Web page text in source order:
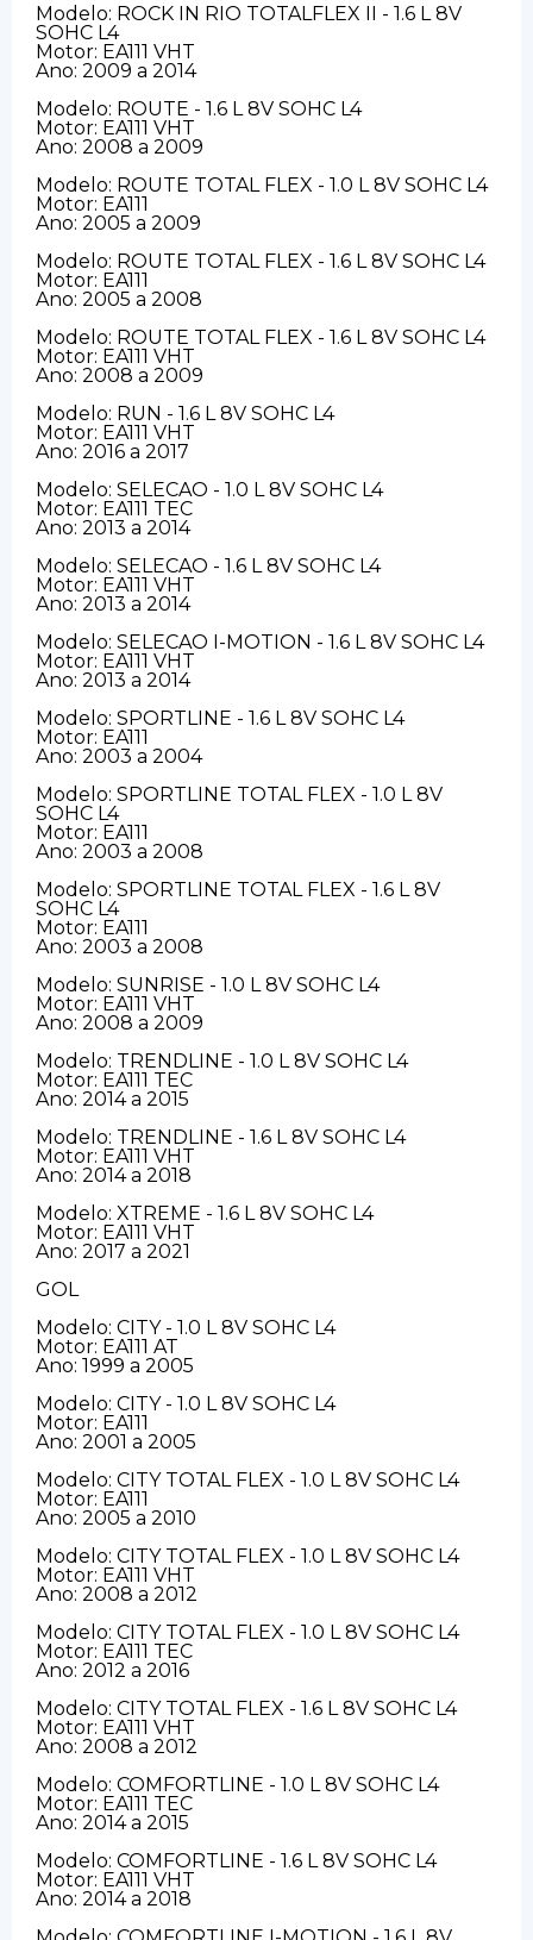
Modelo: ROCK IN RIO TOTALFLEX II - 1.6 L 8V
SOHC L4
Motor: EA111 VHT
Ano: 2009 a 2014
Modelo: ROUTE - 1.6 L 8V SOHC L4
Motor: EA111 VHT
Ano: 2008 a 2009
Modelo: ROUTE TOTAL FLEX - 1.0 L 8V SOHC L4
Motor: EA111
Ano: 2005 a 2009
Modelo: ROUTE TOTAL FLEX - 1.6 L 8V SOHC L4
Motor: EA111
Ano: 2005 a 2008
Modelo: ROUTE TOTAL FLEX - 1.6 L 8V SOHC L4
Motor: EA111 VHT
Ano: 2008 a 2009
Modelo: RUN - 1.6 L 8V SOHC L4
Motor: EA111 VHT
Ano: 2016 a 2017
Modelo: SELECAO - 1.0 L 8V SOHC L4
Motor: EA111 TEC
Ano: 2013 a 2014
Modelo: SELECAO - 1.6 L 8V SOHC L4
Motor: EA111 VHT
Ano: 2013 a 2014
Modelo: SELECAO I-MOTION - 1.6 L 8V SOHC L4
Motor: EA111 VHT
Ano: 2013 a 2014
Modelo: SPORTLINE - 1.6 L 8V SOHC L4
Motor: EA111
Ano: 2003 a 2004
Modelo: SPORTLINE TOTAL FLEX - 1.0 L 8V
SOHC L4
Motor: EA111
Ano: 2003 a 2008
Modelo: SPORTLINE TOTAL FLEX - 1.6 L 8V
SOHC L4
Motor: EA111
Ano: 2003 a 2008
Modelo: SUNRISE - 1.0 L 8V SOHC L4
Motor: EA111 VHT
Ano: 2008 a 2009
Modelo: TRENDLINE - 1.0 L 8V SOHC L4
Motor: EA111 TEC
Ano: 2014 a 2015
Modelo: TRENDLINE - 1.6 L 8V SOHC L4
Motor: EA111 VHT
Ano: 2014 a 2018
Modelo: XTREME - 1.6 L 8V SOHC L4
Motor: EA111 VHT
Ano: 2017 a 2021
GOL
Modelo: CITY - 1.0 L 8V SOHC L4
Motor: EA111 AT
Ano: 1999 a 2005
Modelo: CITY - 1.0 L 8V SOHC L4
Motor: EA111
Ano: 2001 a 2005
Modelo: CITY TOTAL FLEX - 1.0 L 8V SOHC L4
Motor: EA111
Ano: 2005 a 2010
Modelo: CITY TOTAL FLEX - 1.0 L 8V SOHC L4
Motor: EA111 VHT
Ano: 2008 a 2012
Modelo: CITY TOTAL FLEX - 1.0 L 8V SOHC L4
Motor: EA111 TEC
Ano: 2012 a 2016
Modelo: CITY TOTAL FLEX - 1.6 L 8V SOHC L4
Motor: EA111 VHT
Ano: 2008 a 2012
Modelo: COMFORTLINE - 1.0 L 8V SOHC L4
Motor: EA111 TEC
Ano: 2014 a 2015
Modelo: COMFORTLINE - 1.6 L 8V SOHC L4
Motor: EA111 VHT
Ano: 2014 a 2018